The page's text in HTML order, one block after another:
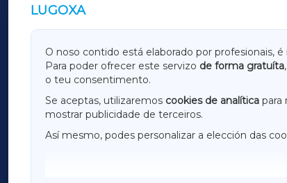
LUGOXA
O noso contido está elaborado por profesionais,
Para poder ofrecer este servizo de forma gratuíta
o teu consentimento.
Se aceptas, utilizaremos cookies de analítica para
mostrar publicidade de terceiros.
Así mesmo, podes personalizar a elección das
OUTROS PERIÓDICOS
GALICIAXA
AMARIÑAXA
OURENSEXA